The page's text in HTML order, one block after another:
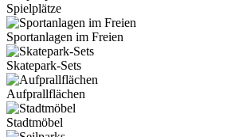
Spielplätze
Sportanlagen im Freien
Skatepark-Sets
Aufprallflächen
Stadtmöbel